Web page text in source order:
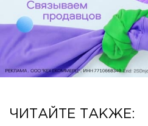
ЧИТАЙТЕ ТАКЖЕ: